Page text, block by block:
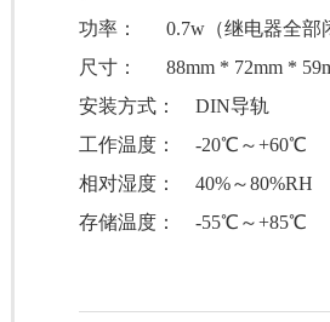
功率： 0.7w（继电器全部
尺寸： 88mm * 72mm *
安装方式： DIN导轨
工作温度： -20℃～+60℃
相对湿度： 40%～80%RH
存储温度： -55℃～+85℃